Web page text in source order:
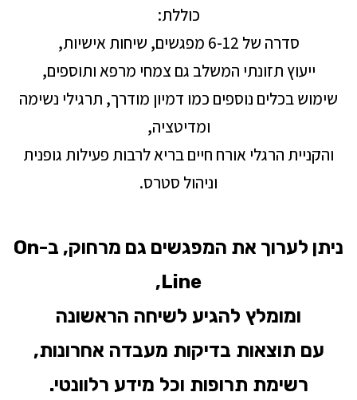
כוללת:
סדרה של 6-12 מפגשים, שיחות אישיות,
ייעוץ תזונתי המשלב גם צמחי מרפא ותוספים,
שימוש בכלים נוספים כמו דמיון מודרך, תרגילי נשימה
ומדיטציה,
והקניית הרגלי אורח חיים בריא לרבות פעילות גופנית
וניהול סטרס.
ניתן לערוך את המפגשים גם מרחוק, ב-On
Line
,
ומומלץ להגיע לשיחה הראשונה
עם תוצאות בדיקות מעבדה אחרונות,
רשימת תרופות וכל מידע רלוונטי.